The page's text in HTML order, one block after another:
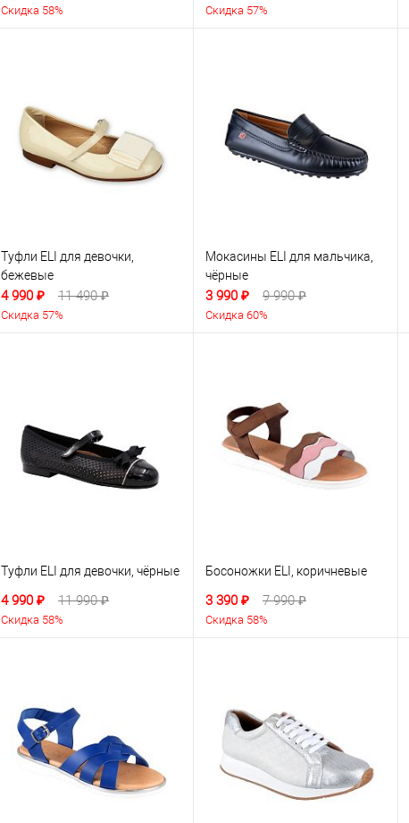
Скидка 58% Скидка 57%
Туфли ELI для девочки,
бежевые
4 990 ₽ 11 490 ₽
Скидка 57%
Мокасины ELI для мальчика,
чёрные
3 990 ₽ 9 990 ₽
Скидка 60%
Туфли ELI для девочки, чёрные
4 990 ₽ 11 990 ₽
Скидка 58%
Босоножки ELI, коричневые
3 390 ₽ 7 990 ₽
Скидка 58%